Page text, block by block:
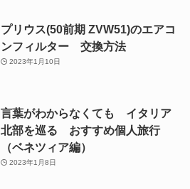
プリウス(50前期 ZVW51)のエアコ
ンフィルター 交換方法
2023年1月10日
言葉がわからなくても イタリア
北部を巡る おすすめ個人旅行
（ベネツィア編）
2023年1月8日